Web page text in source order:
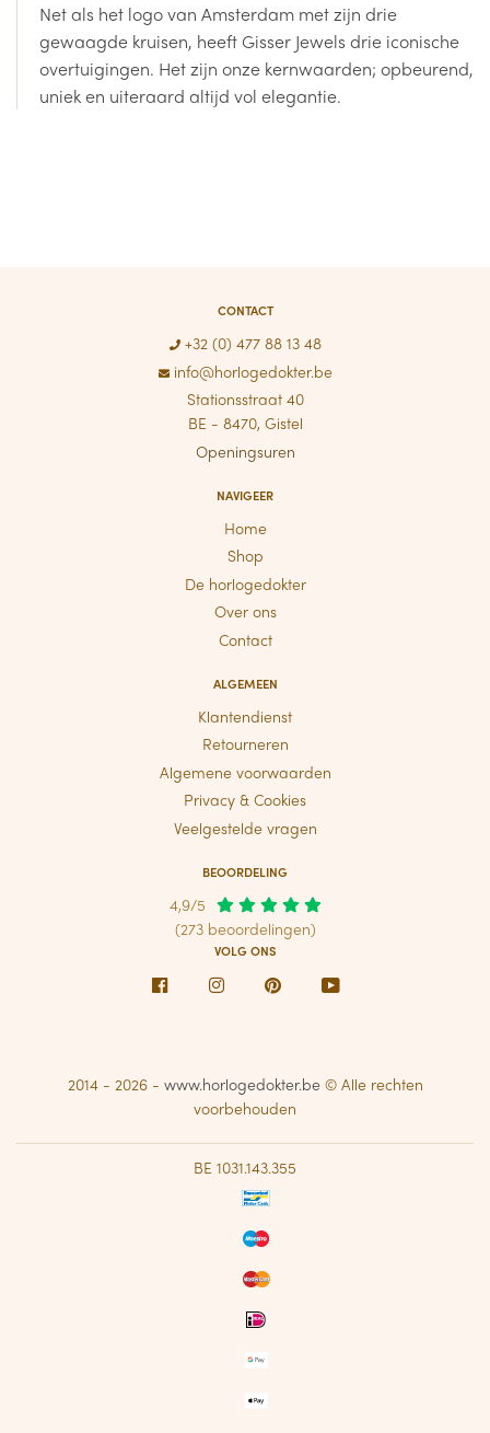
Net als het logo van Amsterdam met zijn drie
gewaagde kruisen, heeft Gisser Jewels drie iconische
overtuigingen. Het zijn onze kernwaarden; opbeurend,
uniek en uiteraard altijd vol elegantie.
CONTACT
+32 (0) 477 88 13 48
info@horlogedokter.be
Stationsstraat 40
BE - 8470, Gistel
Openingsuren
NAVIGEER
Home
Shop
De horlogedokter
Over ons
Contact
ALGEMEEN
Klantendienst
Retourneren
Algemene voorwaarden
Privacy & Cookies
Veelgestelde vragen
BEOORDELING
4,9/5
(273 beoordelingen)
VOLG ONS
Facebook Instagram PinterestYoutube
2014 - 2026 - www.horlogedokter.be© Alle rechten
voorbehouden
BE 1031.143.355